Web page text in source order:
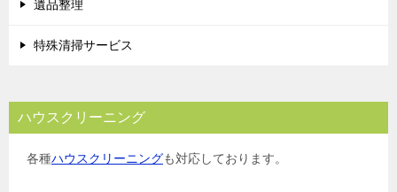
遺品整理
特殊清掃サービス
ハウスクリーニング
各種ハウスクリーニングも対応しております。